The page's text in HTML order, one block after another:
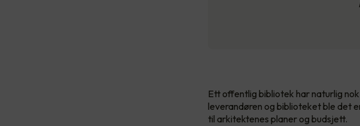
Ett offentlig bibliotek har naturlig
leverandøren og biblioteket ble det
til arkitektenes planer og budsjett.